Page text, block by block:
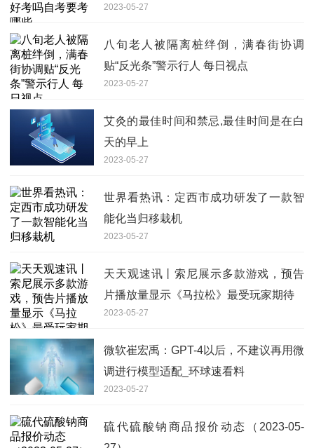
2023-05-27
八旬老人被隔离桩绊倒，满春街协调
贴“反光条”警示行人 每日视点
2023-05-27
艾灸的最佳时间和禁忌,最佳时间是在白
天的早上
2023-05-27
世界看热讯：定西市成功研发了一款智
能化当归移栽机
2023-05-27
天天观速讯丨索尼展示多款游戏，预告
片播放量显示《马拉松》最受玩家期待
2023-05-27
微软崔宏禹：GPT-4以后，不建议再用微
调进行模型适配_环球速看料
2023-05-27
硫代硫酸钠商品报价动态（2023-05-